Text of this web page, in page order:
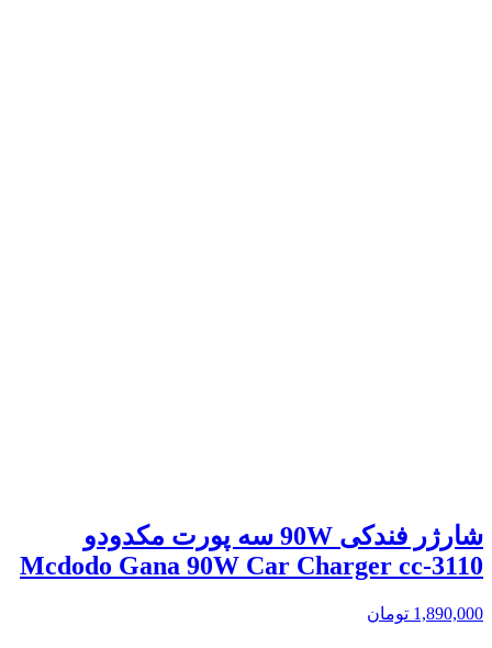
شارژر فندکی 90W سه پورت مکدودو
Mcdodo Gana 90W Car Charger cc-3110
1,890,000 تومان